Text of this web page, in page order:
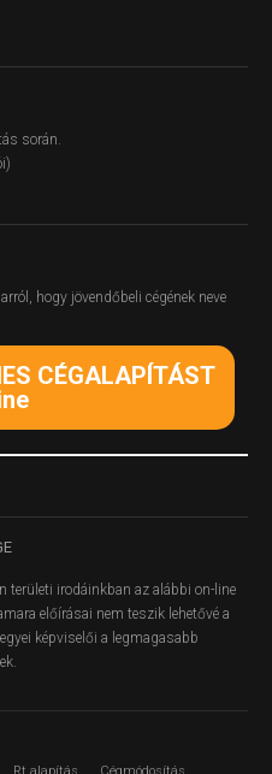
során.
hogy jövendőbeli cégének neve
CÉGALAPÍTÁST
területi irodáinkban az alábbi on-line
előírásai nem teszik lehetővé a
képviselői a legmagasabb
Rt alapítás Cégmódosítás